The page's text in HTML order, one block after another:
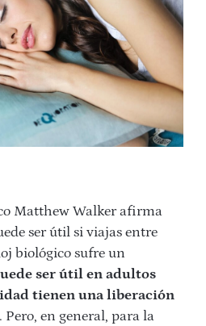
Matthew Walker afirma
ser útil si viajas entre
biológico sufre un
ser útil en adultos
tienen una liberación
. Pero, en general, para la